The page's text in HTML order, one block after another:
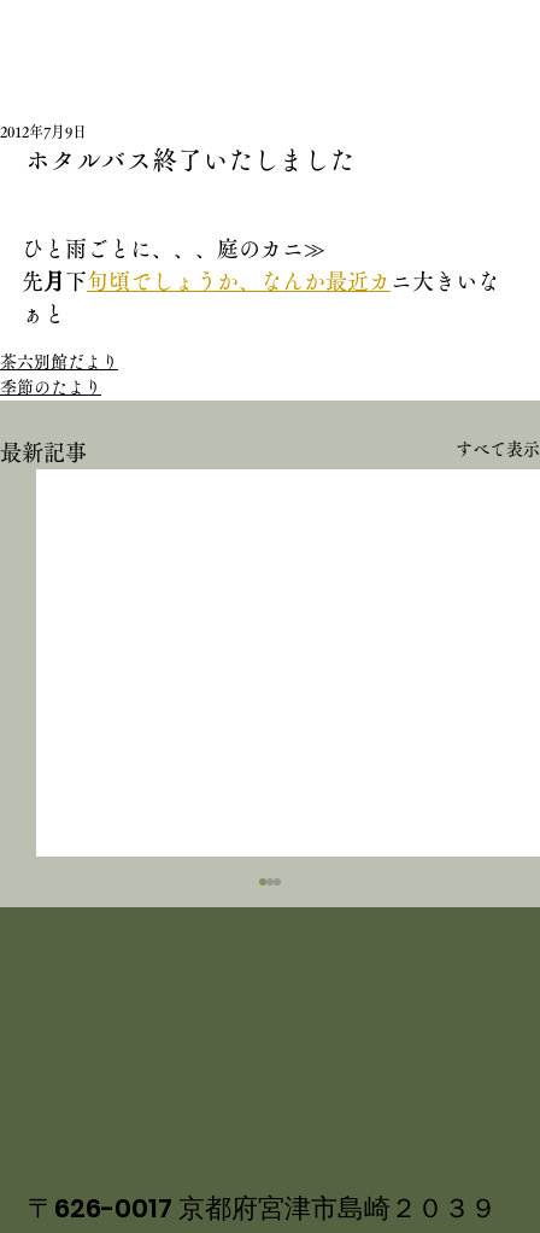
ホタルバス終了いたしました
2012年7月9日
ひと雨ごとに、、、庭のカニ≫
先 月 下旬頃でしょうか、なんか最近カ ニ大きいな
ぁと
茶六別館だより
季節のたより
最新記事 すべて表示
ルク 飯尾醸造 富士酢プレミアム使用
〒626-0017 京都府宮津市島崎２０３９